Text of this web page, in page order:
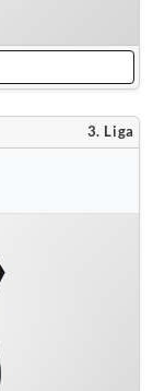
3. Liga